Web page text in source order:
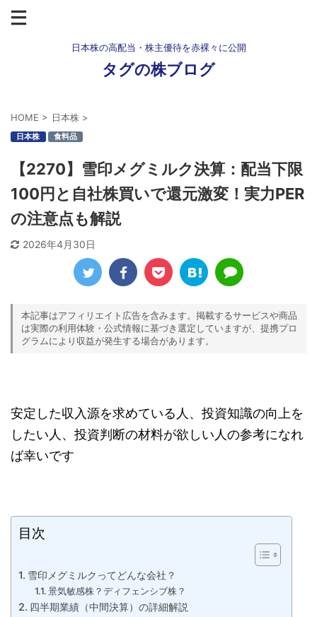
日本株の高配当・株主優待を赤裸々に公開
タグの株ブログ
HOME > 日本株 >
日本株 食料品
【2270】雪印メグミルク決算：配当下限
100円と自社株買いで還元激変！実力PER
の注意点も解説
2026年4月30日
本記事はアフィリエイト広告を含みます。掲載するサービスや商品
は実際の利用体験・公式情報に基づき選定していますが、提携プロ
グラムにより収益が発生する場合があります。
安定した収入源を求めている人、投資知識の向上を
したい人、投資判断の材料が欲しい人の参考になれ
ば幸いです
目次
雪印メグミルクってどんな会社？
景気敏感株？ディフェンシブ株？
四半期業績（中間決算）の詳細解説